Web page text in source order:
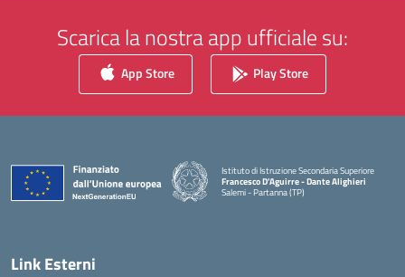
Scarica la nostra app ufficiale su:
App Store Play Store
Istituto di Istruzione Secondaria Superiore
Francesco D'Aguirre - Dante Alighieri
Salemi - Partanna (TP)
Link Esterni